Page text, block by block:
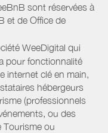
sont réservées à
et de Office de
WeeDigital qui
pour fonctionnalité
internet clé en main,
hébergeurs
(professionnels
ou des
Tourisme ou